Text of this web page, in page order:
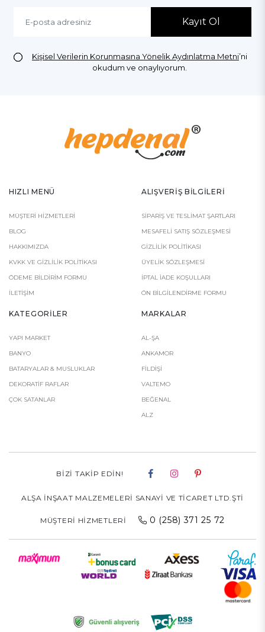
Kayıt Ol
Kişisel Verilerin Korunmasına Yönelik Aydınlatma Metni’ni
okudum ve onaylıyorum.
HIZLI MENÜ
MÜŞTERI HIZMETLERI
BLOG
HAKKIMIZDA
KVKK VE GIZLILIK POLITIKASI
ÖDEME BILDIRIM FORMU
İLETIŞIM
ALIŞVERIŞ BILGILERI
SIPARIŞ VE TESLIMAT ŞARTLARI
MESAFELI SATIŞ SÖZLEŞMESI
GIZLILIK POLITIKASI
ÜYELIK SÖZLEŞMESI
İPTAL İADE KOŞULLARI
ÖN BILGILENDIRME FORMU
KATEGORILER
YAPI MARKET
BANYO
BATARYALAR & MUSLUKLAR
DEKORATİF RAFLAR
ÇOK SATANLAR
MARKALAR
AL-ŞA
ANKAMOR
FILDIŞI
VALTEMO
BEĞENAL
ALZ
BIZI TAKIP EDIN!
ALŞA İNŞAAT MALZEMELERİ SANAYİ VE TİCARET LTD.ŞTİ
MÜŞTERI HIZMETLERI 0 (258) 371 25 72